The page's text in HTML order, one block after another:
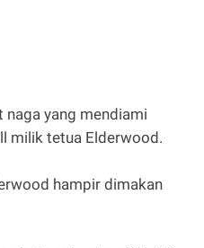
naga yang mendiami
milik tetua Elderwood.
hampir dimakan